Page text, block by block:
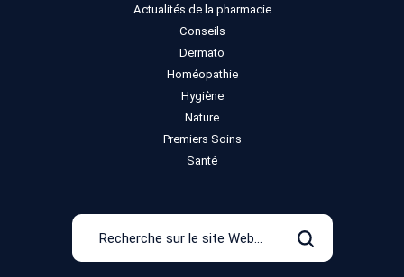
Actualités de la pharmacie
Conseils
Dermato
Homéopathie
Hygiène
Nature
Premiers Soins
Santé
Recherche
le
Rechercher